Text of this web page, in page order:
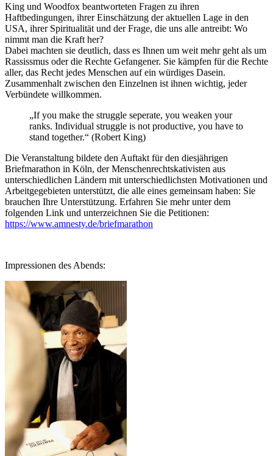
King und Woodfox beantworteten Fragen zu ihren
Haftbedingungen, ihrer Einschätzung der aktuellen Lage in den
USA, ihrer Spiritualität und der Frage, die uns alle antreibt: Wo
nimmt man die Kraft her?
Dabei machten sie deutlich, dass es Ihnen um weit mehr geht als um
Rassissmus oder die Rechte Gefangener. Sie kämpfen für die Rechte
aller, das Recht jedes Menschen auf ein würdiges Dasein.
Zusammenhalt zwischen den Einzelnen ist ihnen wichtig, jeder
Verbündete willkommen.
„If you make the struggle seperate, you weaken your
ranks. Individual struggle is not productive, you have to
stand together.“ (Robert King)
Die Veranstaltung bildete den Auftakt für den diesjährigen
Briefmarathon in Köln, der Menschenrechtskativisten aus
unterschiedlichen Ländern mit unterschiedlichsten Motivationen und
Arbeitgegebieten unterstützt, die alle eines gemeinsam haben: Sie
brauchen Ihre Unterstützung. Erfahren Sie mehr unter dem
folgenden Link und unterzeichnen Sie die Petitionen:
https://www.amnesty.de/briefmarathon
Impressionen des Abends: